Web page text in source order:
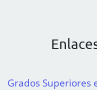
Grados Superiores